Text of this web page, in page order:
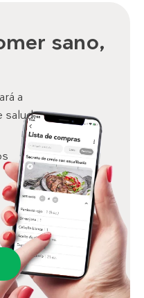
sano,
a
salud.